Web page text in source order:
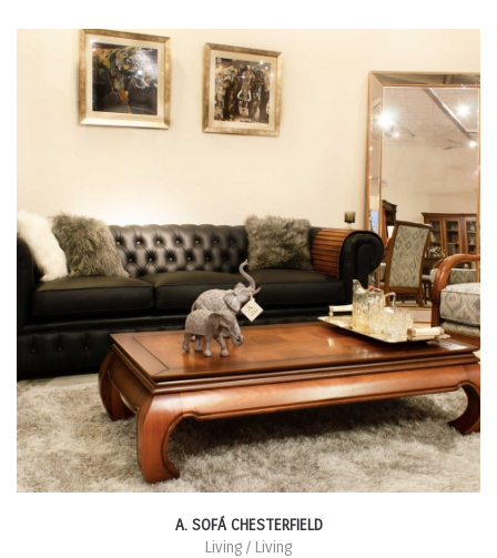
A. SOFÁ CHESTERFIELD
Living / Living